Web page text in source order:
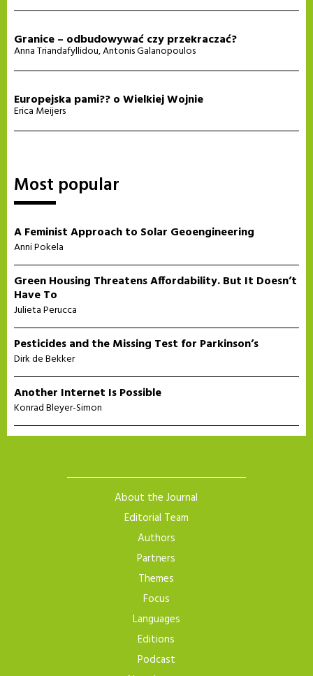
Granice – odbudowywać czy przekraczać?
Anna Triandafyllidou,Antonis Galanopoulos
Europejska pami?? o Wielkiej Wojnie
Erica Meijers
Most popular
A Feminist Approach to Solar Geoengineering
Anni Pokela
Green Housing Threatens Affordability. But It Doesn’t
Have To
Julieta Perucca
Pesticides and the Missing Test for Parkinson’s
Dirk de Bekker
Another Internet Is Possible
Konrad Bleyer-Simon
About the Journal
Editorial Team
Authors
Partners
Themes
Focus
Languages
Editions
Podcast